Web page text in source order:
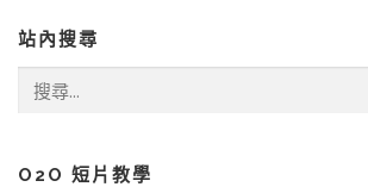
站內搜尋
字:
O2O 短片教學